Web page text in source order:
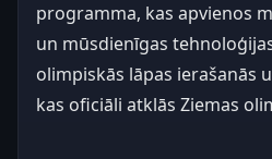
programma, kas apvienos
un mūsdienīgas
olimpiskās lāpas ierašanās
kas oficiāli atklās Ziemas